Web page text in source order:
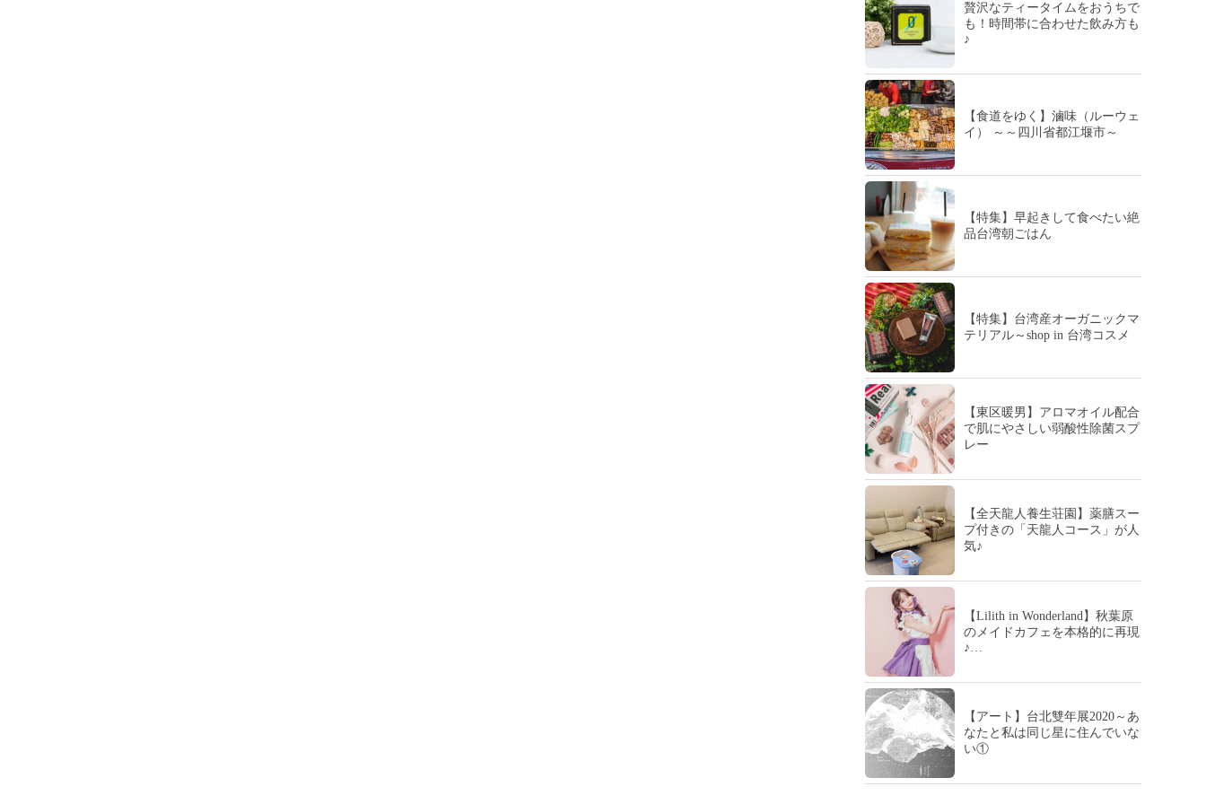
贅沢なティータイムをおうちで
も！時間帯に合わせた飲み方も
♪
【食道をゆく】滷味（ルーウェ
イ） ～～四川省都江堰市～
【特集】早起きして食べたい絶
品台湾朝ごはん
【特集】台湾産オーガニックマ
テリアル～shop in 台湾コスメ
【東区暖男】アロマオイル配合
で肌にやさしい弱酸性除菌スプ
レー
【全天龍人養生荘園】薬膳スー
プ付きの「天龍人コース」が人
気♪
【Lilith in Wonderland】秋葉原
のメイドカフェを本格的に再現
♪…
【アート】台北雙年展2020～あ
なたと私は同じ星に住んでいな
い①